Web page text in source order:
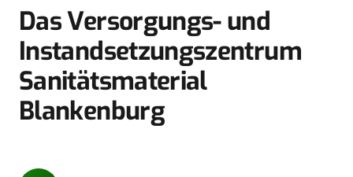
Das Versorgungs- und
Instandsetzungszentrum
Sanitätsmaterial
Blankenburg